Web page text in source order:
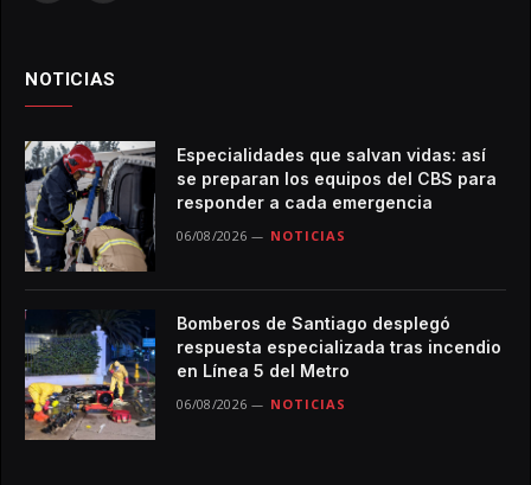
NOTICIAS
Especialidades que salvan vidas: así
se preparan los equipos del CBS para
responder a cada emergencia
06/08/2026 NOTICIAS
Bomberos de Santiago desplegó
respuesta especializada tras incendio
en Línea 5 del Metro
06/08/2026 NOTICIAS